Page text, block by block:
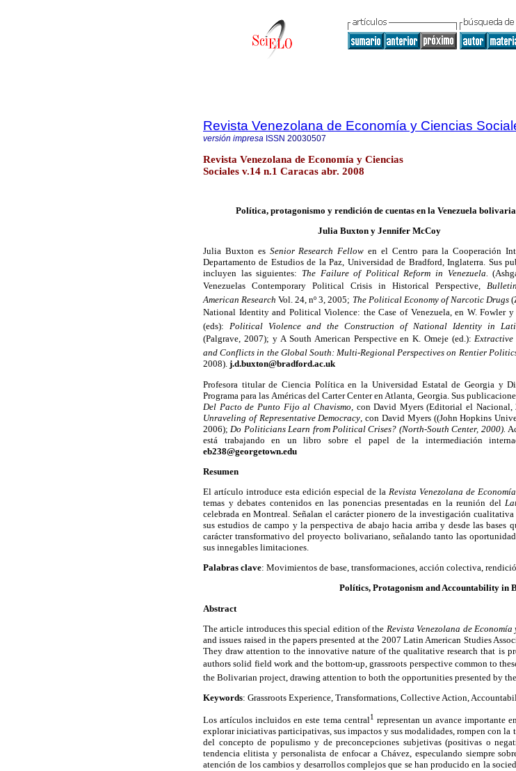
Revista Venezolana de Economía y Ciencias
versión impresa ISSN 20030507
Revista Venezolana de Economía y Ciencias
Sociales v.14 n.1 Caracas abr. 2008
Política, protagonismo y rendición de cuentas en la Venezuela
Julia Buxton y Jennifer McCoy
Julia Buxton es Senior Research Fellow en el Centro para la Cooperación
Departamento de Estudios de la Paz, Universidad de Bradford, Inglaterra. Sus
incluyen las siguientes: The Failure of Political Reform in Venezuela.
Venezuelas Contemporary Political Crisis in Historical Perspective,
American Research Vol. 24, nº 3, 2005; The Political Economy of Narcotic Drugs
National Identity and Political Violence: the Case of Venezuela, en W. Fowler y
(eds): Political Violence and the Construction of National Identity in
(Palgrave, 2007); y A South American Perspective en K. Omeje (ed.):Extractive
and Conflicts in the Global South: Multi-Regional Perspectives on Rentier
2008). j.d.buxton@bradford.ac.uk
Profesora titular de Ciencia Política en la Universidad Estatal de Georgia y
Programa para las Américas del Carter Center en Atlanta, Georgia. Sus
Del Pacto de Punto Fijo al Chavismo, con David Myers (Editorial el Nacional,
Unraveling of Representative Democracy , con David Myers ((John Hopkins
2006); Do Politicians Learn from Political Crises? (North-South Center, 2000).
está trabajando en un libro sobre el papel de la intermediación
eb238@georgetown.edu
Resumen
El artículo introduce esta edición especial de la Revista Venezolana de
temas y debates contenidos en las ponencias presentadas en la reunión del
celebrada en Montreal. Señalan el carácter pionero de la investigación
sus estudios de campo y la perspectiva de abajo hacia arriba y desde las bases
carácter transformativo del proyecto bolivariano, señalando tanto las
sus innegables limitaciones.
Palabras clave: Movimientos de base, transformaciones, acción colectiva,
Polítics, Protagonism and Accountability in
Abstract
The article introduces this special edition of the Revista Venezolana de
and issues raised in the papers presented at the 2007 Latin American Studies
They draw attention to the innovative nature of the qualitative research that is
authors solid field work and the bottom-up, grassroots perspective common to
the Bolivarian project, drawing attention to both the opportunities presented by
Keywords: Grassroots Experience, Transformations, Collective Action,
Los artículos incluidos en este tema central1 representan un avance importante
explorar iniciativas participativas, sus impactos y sus modalidades, rompen con la
del concepto de populismo y de preconcepciones subjetivas (positivas o
tendencia elitista y personalista de enfocar a Chávez, especulando siempre
atención de los cambios y desarrollos complejos que se han producido en la